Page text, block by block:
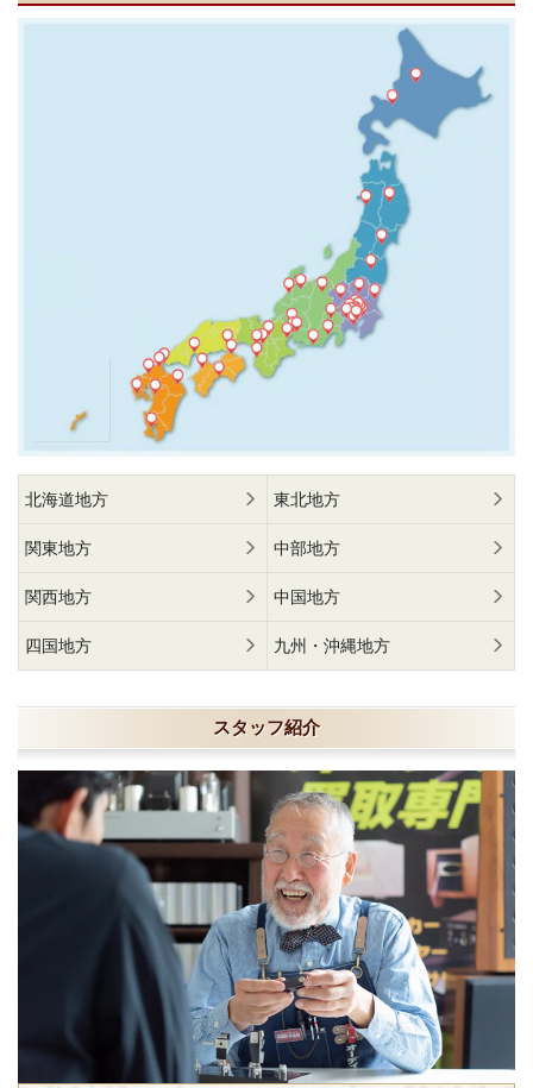
北海道地方 東北地方
関東地方 中部地方
関西地方 中国地方
四国地方 九州・沖縄地方
スタッフ紹介